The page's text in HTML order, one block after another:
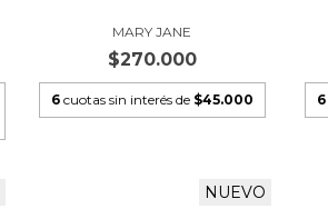
MARY JANE
$270.000
6 cuotas sin interés de $45.000 6
NUEVO